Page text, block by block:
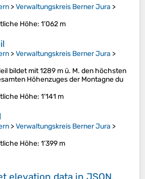
>Verwaltungskreis Berner Jura >
Höhe: 1’062 m
>Verwaltungskreis Berner Jura >
bildet mit 1289 m ü. M. den höchsten
Höhenzuges der Montagne du
Höhe: 1’141 m
>Verwaltungskreis Berner Jura >
Höhe: 1’399 m